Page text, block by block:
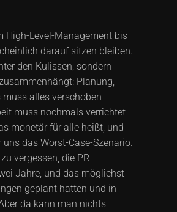
High-Level-Management bis
darauf sitzen bleiben.
den Kulissen, sondern
Planung,
alles verschoben
muss nochmals verrichtet
monetär für alle heißt, und
das Worst-Case-Szenario.
vergessen, die PR-
Jahre, und das möglichst
geplant hatten und in
da kann man nichts